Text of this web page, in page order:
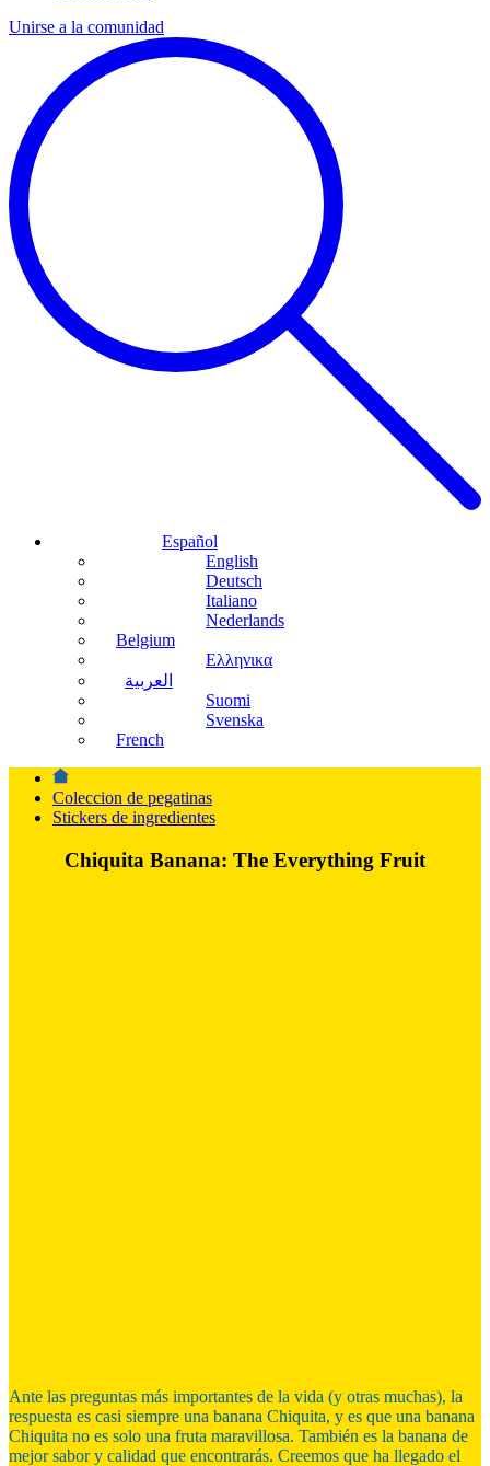
Unirse a la comunidad
Español
English
Deutsch
Italiano
Nederlands
Belgium
Ελληνικα
العربية
Suomi
Svenska
French
Coleccion de pegatinas
Stickers de ingredientes
Chiquita Banana: The Everything Fruit
Ante las preguntas más importantes de la vida (y otras muchas), la
respuesta es casi siempre una banana Chiquita, y es que una banana
Chiquita no es solo una fruta maravillosa. También es la banana de
mejor sabor y calidad que encontrarás. Creemos que ha llegado el